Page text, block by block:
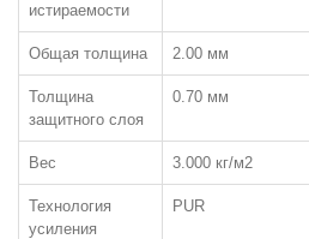
Ковролин класса КМ2
Ковролин класса КМ3 или лучше
Ковровая плитка класса КМ2
Ковровая плитка класса КМ3 и лучше
ПО ТИПУ ВОРСА:
Петлевой, иглопробивной
истираемости
Общая толщина 2.00 мм
Толщина
защитного слоя
0.70 мм
Вес 3.000 кг/м2
Технология
усиления
PUR